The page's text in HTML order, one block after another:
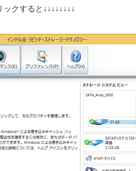
ックすると↓↓↓↓↓↓↓↓